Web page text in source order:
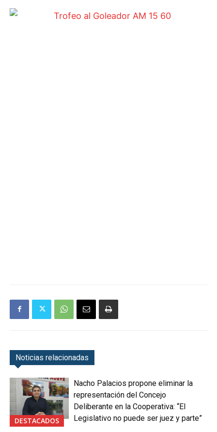
Noticias relacionadas
DESTACADOS
Nacho Palacios propone eliminar la
representación del Concejo
Deliberante en la Cooperativa: “El
Legislativo no puede ser juez y parte”